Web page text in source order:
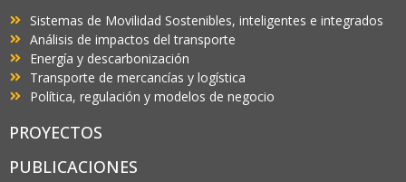
Sistemas de Movilidad Sostenibles, inteligentes e integrados
Análisis de impactos del transporte
Energía y descarbonización
Transporte de mercancías y logística
Política, regulación y modelos de negocio
PROYECTOS
PUBLICACIONES